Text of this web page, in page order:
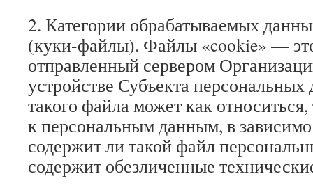
2. Категории обрабатываемых
(куки-файлы). Файлы «cookie» —
отправленный сервером
устройстве Субъекта
такого файла может как
к персональным данным, в
содержит ли такой файл
содержит обезличенные